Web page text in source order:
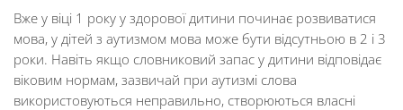
Вже у віці 1 року у здорової дитини починає розвиватися
мова, у дітей з аутизмом мова може бути відсутньою в 2 і 3
роки. Навіть якщо словниковий запас у дитини відповідає
віковим нормам, зазвичай при аутизмі слова
використовуються неправильно, створюються власні